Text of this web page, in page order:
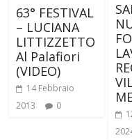
63° FESTIVAL
– LUCIANA
LITTIZZETTO
Al Palafiori
(VIDEO)
14 Febbraio
2013
0